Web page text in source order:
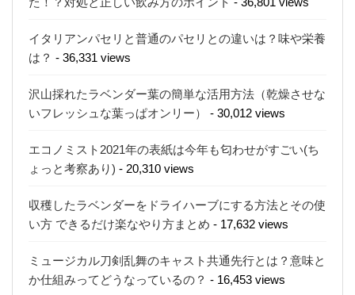
イタリアンパセリと普通のパセリとの違いは？味や栄養
は？ - 36,331 views
沢山採れたラベンダー葉の簡単な活用方法（乾燥させな
いフレッシュな葉っぱオンリー）
- 30,012 views
エコノミスト2021年の表紙は今年も匂わせがすごい(ち
ょっと考察あり) - 20,310 views
収穫したラベンダーをドライハーブにする方法とその使
い方 できるだけ楽なやり方まとめ - 17,632 views
ミュージカル刀剣乱舞のキャスト共通先行とは？意味と
か仕組みってどうなっているの？ - 16,453 views